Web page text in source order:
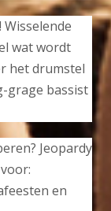
wat wordt
het drumstel
grage bassist
Jeopardy
en